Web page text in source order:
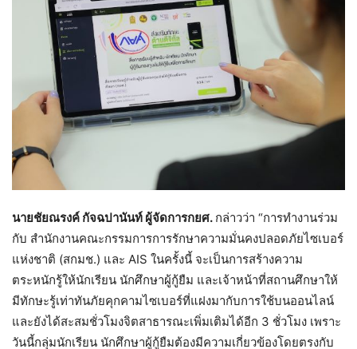
นายชัยณรงค์ กัจฉปานันท์ ผู้จัดการกยศ. กล่าวว่า “การทำงานร่วม
กับ สำนักงานคณะกรรมการการรักษาความมั่นคงปลอดภัยไซเบอร์
แห่งชาติ (สกมช.) และ AIS ในครั้งนี้ จะเป็นการสร้างความ
ตระหนักรู้ให้นักเรียน นักศึกษาผู้กู้ยืม และเจ้าหน้าที่สถานศึกษาให้
มีทักษะรู้เท่าทันภัยคุกคามไซเบอร์ที่แฝงมากับการใช้บนออนไลน์
และยังได้สะสมชั่วโมงจิตสาธารณะเพิ่มเติมได้อีก 3 ชั่วโมง เพราะ
วันนี้กลุ่มนักเรียน นักศึกษาผู้กู้ยืมต้องมีความเกี่ยวข้องโดยตรงกับ